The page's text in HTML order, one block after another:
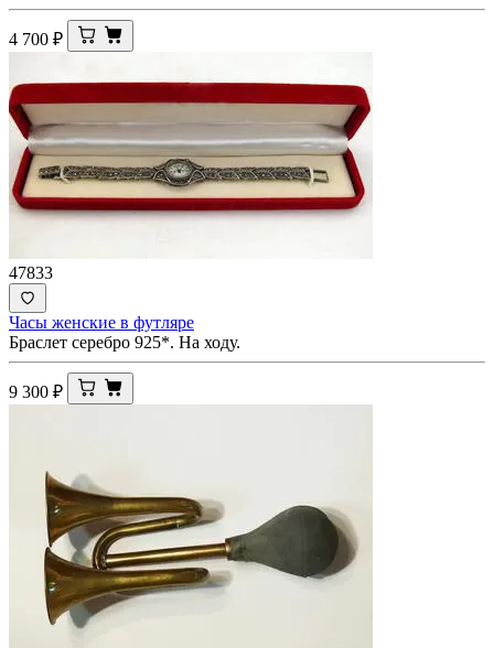
4 700 ₽
47833
Часы женские в футляре
Браслет серебро 925*. На ходу.
9 300 ₽